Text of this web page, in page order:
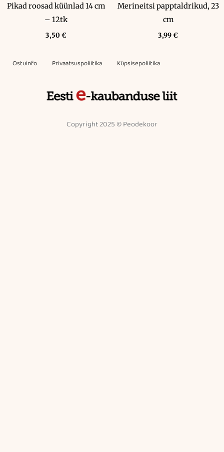
Pikad roosad küünlad 14 cm
– 12tk
3,50 €
Merineitsi papptaldrikud, 23
cm
3,99€
Ostuinfo Privaatsuspoliitika Küpsisepoliitika
Copyright 2025 © Peodekoor